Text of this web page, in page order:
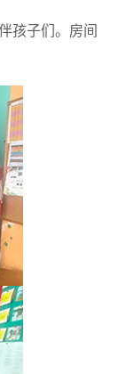
孩子们。房间